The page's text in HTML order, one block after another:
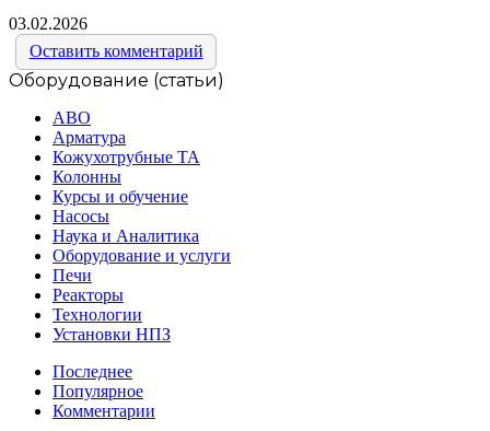
03.02.2026
Оставить комментарий
Оборудование (статьи)
АВО
Арматура
Кожухотрубные ТА
Колонны
Курсы и обучение
Насосы
Наука и Аналитика
Оборудование и услуги
Печи
Реакторы
Технологии
Установки НПЗ
Последнее
Популярное
Комментарии